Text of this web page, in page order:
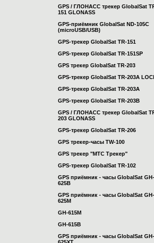
GPS / ГЛОНАСС трекер GlobalSat
151 GLONASS
GPS-приёмник GlobalSat ND-105C
(microUSB/USB)
GPS-трекер GlobalSat TR-151
GPS-трекер GlobalSat TR-151SP
GPS трекер GlobalSat TR-203
GPS-трекер GlobalSat TR-203А
GPS-трекер GlobalSat TR-203А
GPS-трекер GlobalSat TR-203B
GPS / ГЛОНАСС трекер GlobalSat
203 GLONASS
GPS-трекер GlobalSat TR-206
GPS трекер-часы TW-100
GPS трекер "МТС Трекер"
GPS-трекер GlobalSat TR-102
GPS приёмник - часы GlobalSat GH-
625B
GPS приёмник - часы GlobalSat GH-
625M
GH-615M
GH-615B
GPS приёмник - часы GlobalSat GH-